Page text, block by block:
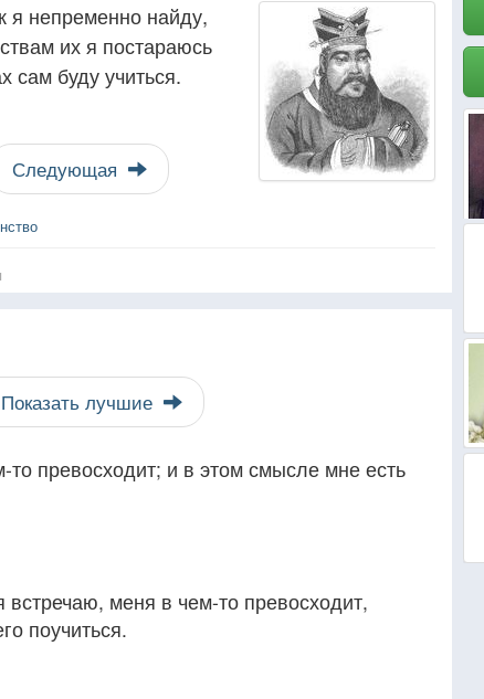
я непременно найду,
их я постараюсь
сам буду учиться.
Следующая
лучшие
превосходит; и в этом смысле мне есть
встречаю, меня в чем-то превосходит,
поучиться.